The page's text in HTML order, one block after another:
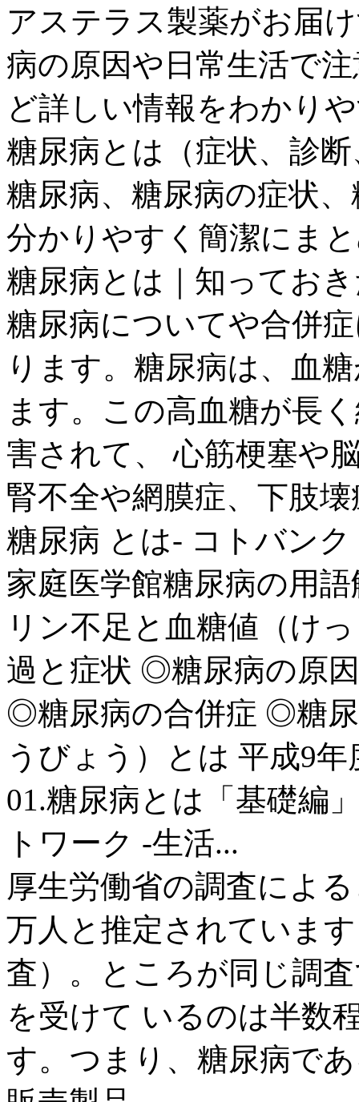
アステラス製薬がお届
病の原因や日常生活で
ど詳しい情報をわかり
糖尿病とは（症状、診
糖尿病、糖尿病の症状
分かりやすく簡潔にま
糖尿病とは｜知ってお
糖尿病についてや合併
ります。糖尿病は、血
ます。この高血糖が長
害されて、 心筋梗塞や
腎不全や網膜症、下肢
糖尿病 とは- コトバンク
家庭医学館糖尿病の用
リン不足と血糖値（け
過と症状 ◎糖尿病の原
◎糖尿病の合併症 ◎糖
うびょう）とは 平成9
01.糖尿病とは「基礎編
トワーク -生活...
厚生労働省の調査によ
万人と推定されていま
査）。ところが同じ調
を受けて いるのは半数
す。つまり、糖尿病で